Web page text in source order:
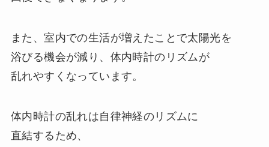
また、室内での生活が増えたことで太陽光を
浴びる機会が減り、体内時計のリズムが
乱れやすくなっています。
体内時計の乱れは自律神経のリズムに
直結するため、